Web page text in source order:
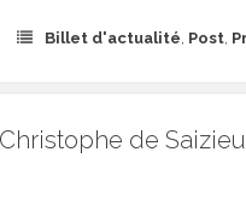
Billet d'actualité Post
de